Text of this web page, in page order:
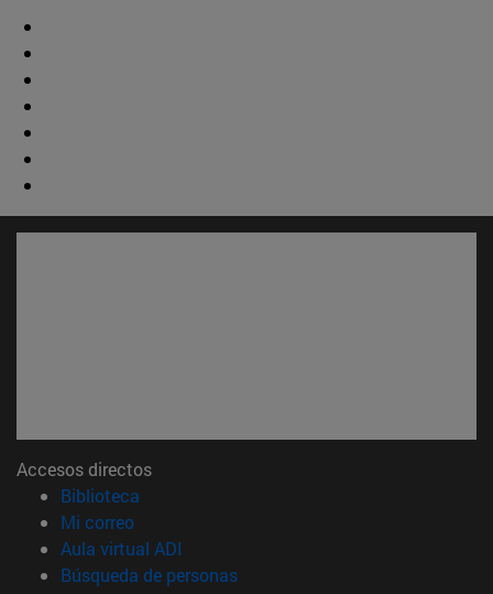
Accesos directos
Biblioteca
Mi correo(abre en nueva ventana)
Aula virtual ADI
Búsqueda de personas(abre en nueva ventana)